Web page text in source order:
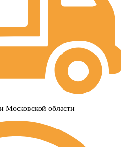
Московской области